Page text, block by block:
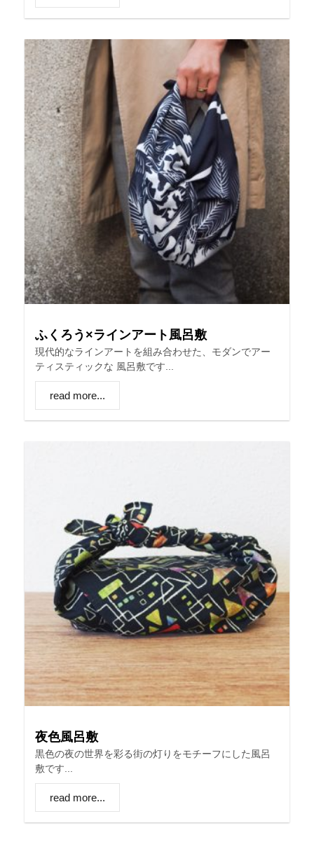
ふくろう×ラインアート風呂敷
現代的なラインアートを組み合わせた、モダンでアー
ティスティックな 風呂敷です...
read more...
夜色風呂敷
黒色の夜の世界を彩る街の灯りをモチーフにした風呂
敷です...
read more...